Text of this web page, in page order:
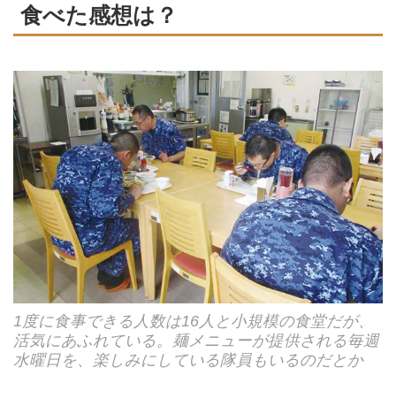
食べた感想は？
1度に食事できる人数は16人と小規模の食堂だが、
活気にあふれている。麺メニューが提供される毎週
水曜日を、楽しみにしている隊員もいるのだとか